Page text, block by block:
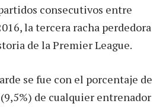
consecutivos entre
la tercera racha perdedora
de la Premier League.
se fue con el porcentaje de
de cualquier entrenador